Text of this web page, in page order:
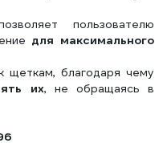
пользователю
для максимального
щеткам, благодаря чему
их, не обращаясь в